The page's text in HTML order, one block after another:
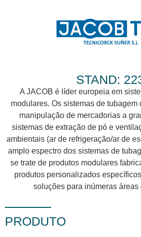
STAND:
A JACOB é líder europeia em
modulares. Os sistemas de tubagem
manipulação de mercadorias a
sistemas de extração de pó e
ambientais (ar de refrigeração/ar de
amplo espectro dos sistemas de
se trate de produtos modulares
produtos personalizados
soluções para inúmeras áreas
PRODUTO